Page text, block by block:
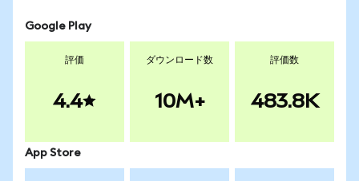
Google Play
評価
4.4
ダウンロード数
10M+
評価数
483.8K
App Store